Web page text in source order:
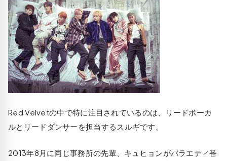
Red Velvetの中で特に注目されているのは、リードボーカ
ルとリードダンサーを担当するスルギです。
2013年8月に同じ事務所の先輩、キュヒョンがバラエティ番